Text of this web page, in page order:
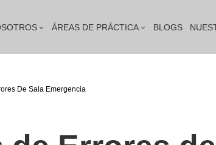
ÁREAS DE PRÁCTICA BLOGS
De Sala Emergencia